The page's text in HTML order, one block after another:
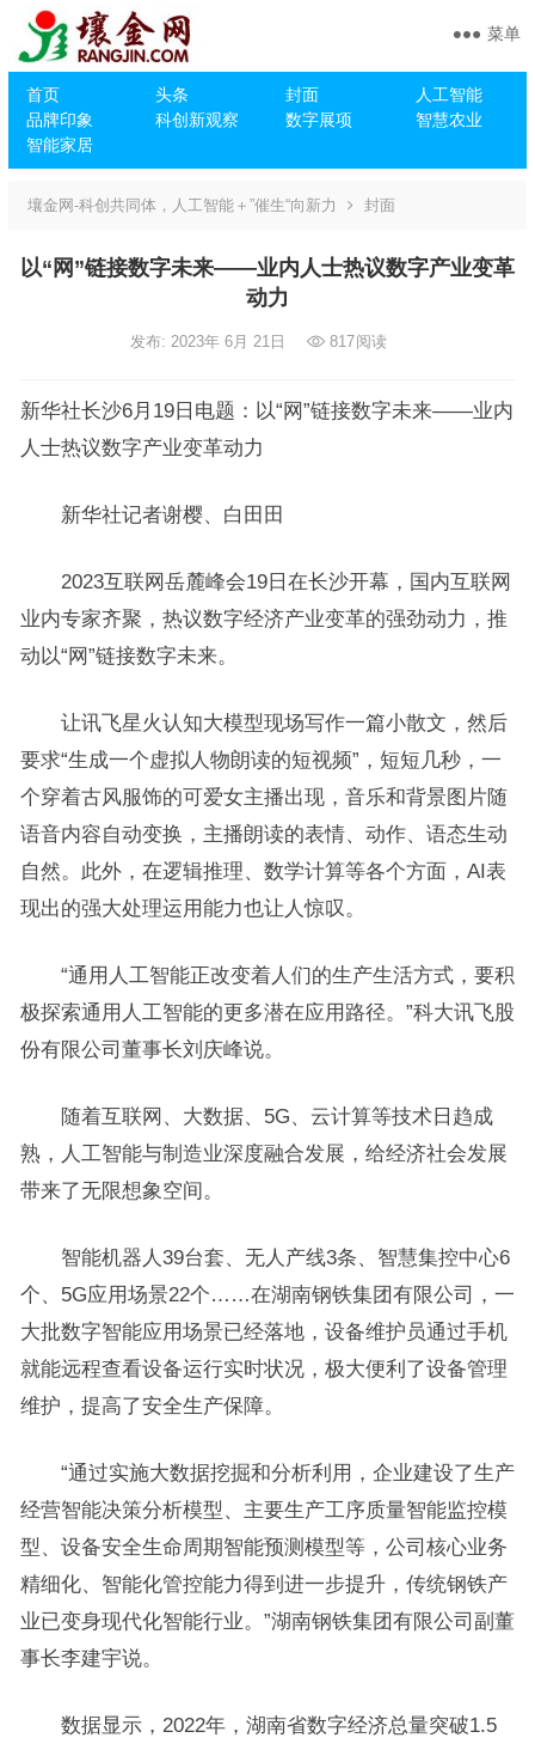
首页 头条 封面
人工智能
品牌印象
科创新观察 数字展项
智慧农业
智能家居
菜单
壤金网-科创共同体，人工智能＋”催生“向新力 封面
以“网”链接数字未来——业内人士热议数字产业变革
动力
发布: 2023年 6月 21日 817阅读
新华社长沙6月19日电题：以“网”链接数字未来——业内
人士热议数字产业变革动力
新华社记者谢樱、白田田
2023互联网岳麓峰会19日在长沙开幕，国内互联网
业内专家齐聚，热议数字经济产业变革的强劲动力，推
动以“网”链接数字未来。
让讯飞星火认知大模型现场写作一篇小散文，然后
要求“生成一个虚拟人物朗读的短视频”，短短几秒，一
个穿着古风服饰的可爱女主播出现，音乐和背景图片随
语音内容自动变换，主播朗读的表情、动作、语态生动
自然。此外，在逻辑推理、数学计算等各个方面，AI表
现出的强大处理运用能力也让人惊叹。
“通用人工智能正改变着人们的生产生活方式，要积
极探索通用人工智能的更多潜在应用路径。”科大讯飞股
份有限公司董事长刘庆峰说。
随着互联网、大数据、5G、云计算等技术日趋成
熟，人工智能与制造业深度融合发展，给经济社会发展
带来了无限想象空间。
智能机器人39台套、无人产线3条、智慧集控中心6
个、5G应用场景22个……在湖南钢铁集团有限公司，一
大批数字智能应用场景已经落地，设备维护员通过手机
就能远程查看设备运行实时状况，极大便利了设备管理
维护，提高了安全生产保障。
“通过实施大数据挖掘和分析利用，企业建设了生产
经营智能决策分析模型、主要生产工序质量智能监控模
型、设备安全生命周期智能预测模型等，公司核心业务
精细化、智能化管控能力得到进一步提升，传统钢铁产
业已变身现代化智能行业。”湖南钢铁集团有限公司副董
事长李建宇说。
数据显示，2022年，湖南省数字经济总量突破1.5